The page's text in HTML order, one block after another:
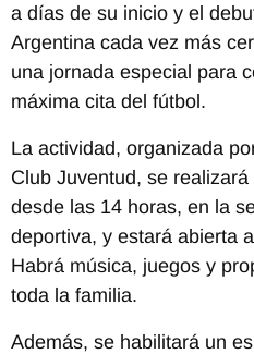
a días de su inicio y el
Argentina cada vez más
una jornada especial para
máxima cita del fútbol.
La actividad, organizada
Club Juventud, se
desde las 14 horas, en la
deportiva, y estará abierta
Habrá música, juegos y
toda la familia.
Además, se habilitará un